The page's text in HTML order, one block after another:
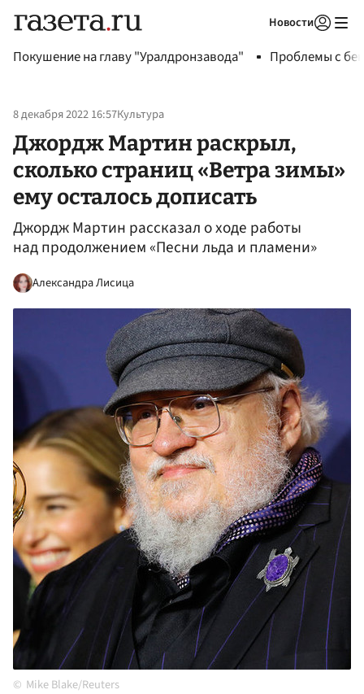
Новости
Покушение на главу "Уралдронзавода" Проблемы с
8 декабря 2022 16:57Культура
Джордж Мартин раскрыл,
сколько страниц «Ветра зимы»
ему осталось дописать
Джордж Мартин рассказал о ходе работы
над продолжением «Песни льда и пламени»
Александра Лисица
Mike Blake/Reuters